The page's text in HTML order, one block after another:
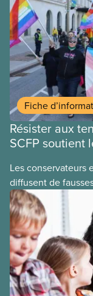
Fiche
Résister aux
SCFP soutient
​Les conservateurs
diffusent de
2ELGBTQI+ dans
nos rangs. En
à détourner
antiouvrières et
personnes
gouvernements de
division règne,